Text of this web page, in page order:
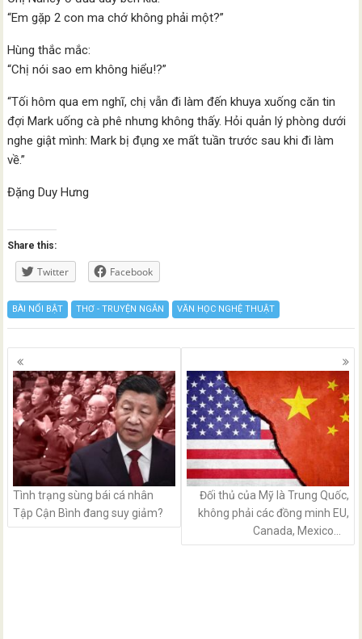
“Em gặp 2 con ma chớ không phải một?”
Hùng thắc mắc:
“Chị nói sao em không hiểu!?”
“Tối hôm qua em nghĩ, chị vẫn đi làm đến khuya xuống căn tin
đợi Mark uống cà phê nhưng không thấy. Hỏi quản lý phòng dưới
nghe giật mình: Mark bị đụng xe mất tuần trước sau khi đi làm
về.”
Đặng Duy Hưng
Share this:
Twitter Facebook
BÀI NỔI BẬT THƠ - TRUYỆN NGẮN VĂN HỌC NGHỆ THUẬT
Posts
navigation
Tình trạng sùng bái cá nhân
Tập Cận Bình đang suy giảm?
Đối thủ của Mỹ là Trung Quốc,
không phải các đồng minh EU,
Canada, Mexico…